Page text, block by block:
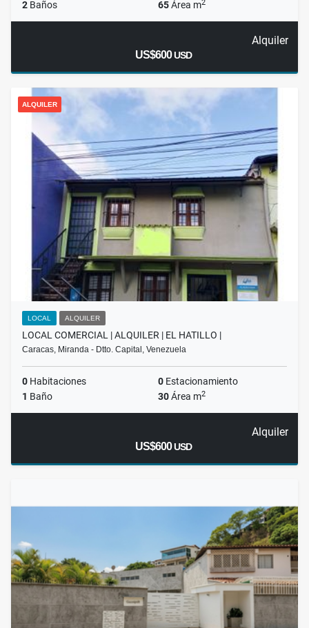
2 Baños 65Área m2
Alquiler
US$600USD
ALQUILER
LOCAL ALQUILER
LOCAL COMERCIAL | ALQUILER | EL HATILLO |
Caracas, Miranda - Dtto. Capital, Venezuela
0 Habitaciones 0 Estacionamiento
1 Baño 30Área m2
Alquiler
US$600USD